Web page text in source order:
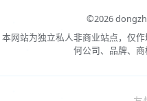
©2026
本网站为独立私人非商业站点，仅
何公司、品牌、商